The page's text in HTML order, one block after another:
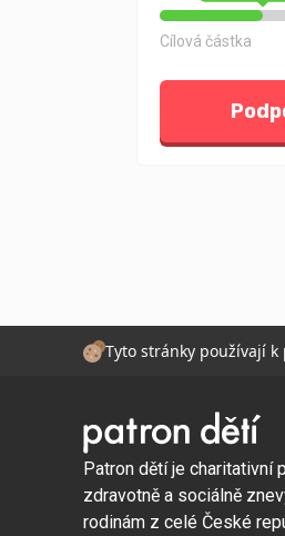
Cílová částka
Tyto stránky používají
Patron dětí je charitativní
zdravotně a sociálně
rodinám z celé České